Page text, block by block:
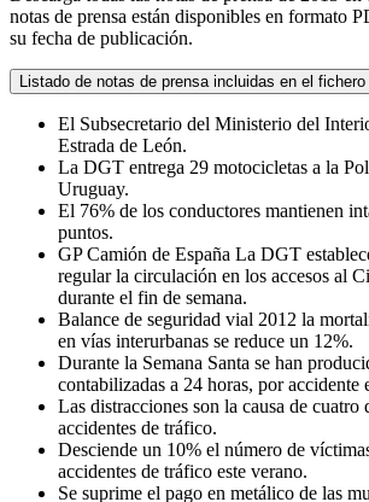
notas de prensa están disponibles en formato
su fecha de publicación.
Listado de notas de prensa incluidas en el
El Subsecretario del Ministerio del
Estrada de León.
La DGT entrega 29 motocicletas a la
Uruguay.
El 76% de los conductores mantienen
puntos.
GP Camión de España La DGT
regular la circulación en los accesos al
durante el fin de semana.
Balance de seguridad vial 2012 la
en vías interurbanas se reduce un 12%.
Durante la Semana Santa se han
contabilizadas a 24 horas, por accidente
Las distracciones son la causa de cuatro
accidentes de tráfico.
Desciende un 10% el número de
accidentes de tráfico este verano.
Se suprime el pago en metálico de las